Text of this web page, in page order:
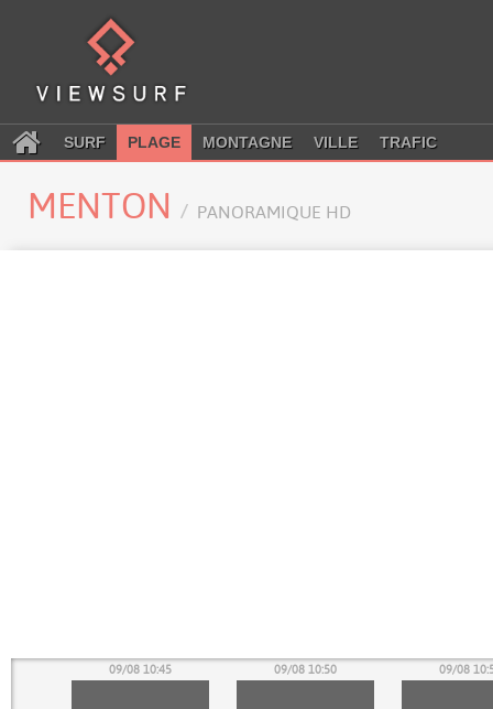
SURF PLAGE MONTAGNE VILLE TRAFIC
MENTON PANORAMIQUE HD
09/08 10:45 09/08 10:50 09/08